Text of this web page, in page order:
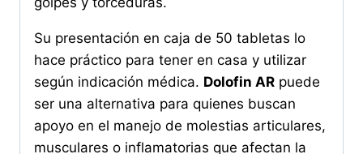
Su presentación en caja de 50 tabletas lo
hace práctico para tener en casa y utilizar
según indicación médica. Dolofin AR puede
ser una alternativa para quienes buscan
apoyo en el manejo de molestias articulares,
musculares o inflamatorias que afectan la